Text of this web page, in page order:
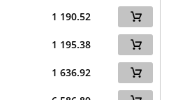
1 190.52
1 195.38
1 636.92